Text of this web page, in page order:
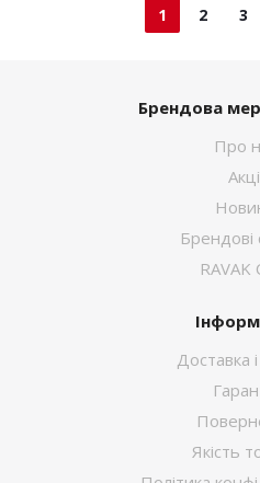
1 2 3
Брендова
Про
Брендові
RAVAK
Доставка
Якість